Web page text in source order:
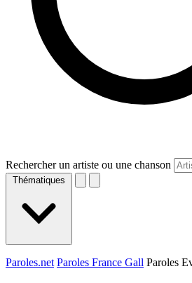
Rechercher un artiste ou une chanson
Thématiques
Paroles.net Paroles France Gall Paroles